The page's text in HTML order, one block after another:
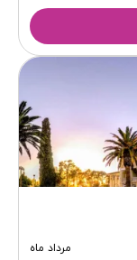
مرداد ماه